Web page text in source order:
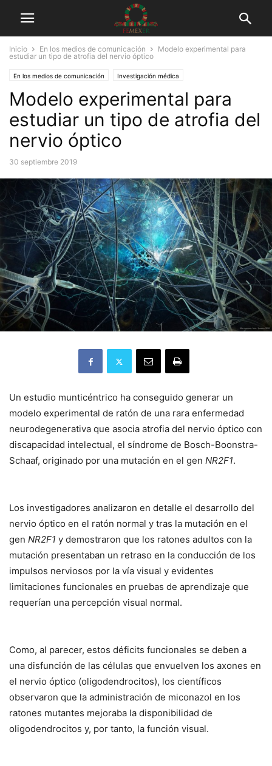
Inicio En los medios de comunicación
Modelo experimental para
estudiar un tipo de atrofia del nervio óptico
En los medios de comunicación Investigación médica
Modelo experimental para
estudiar un tipo de atrofia del
nervio óptico
30 septiembre 2019
Un estudio munticéntrico ha conseguido generar un
modelo experimental de ratón de una rara enfermedad
neurodegenerativa que asocia atrofia del nervio óptico con
discapacidad intelectual, el síndrome de Bosch-Boonstra-
Schaaf, originado por una mutación en el gen NR2F1.
Los investigadores analizaron en detalle el desarrollo del
nervio óptico en el ratón normal y tras la mutación en el
gen NR2F1 y demostraron que los ratones adultos con la
mutación presentaban un retraso en la conducción de los
impulsos nerviosos por la vía visual y evidentes
limitaciones funcionales en pruebas de aprendizaje que
requerían una percepción visual normal.
Como, al parecer, estos déficits funcionales se deben a
una disfunción de las células que envuelven los axones en
el nervio óptico (oligodendrocitos), los científicos
observaron que la administración de miconazol en los
ratones mutantes mejoraba la disponibilidad de
oligodendrocitos y, por tanto, la función visual.